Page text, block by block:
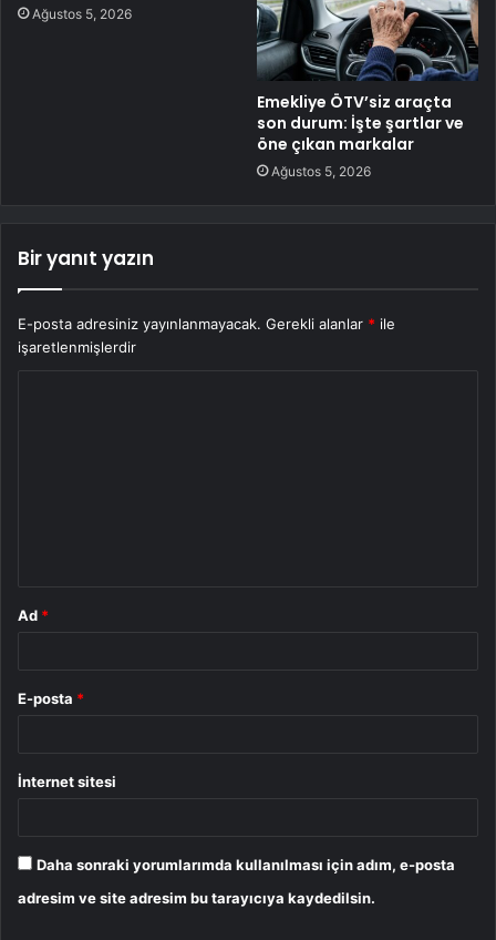
Ağustos 5, 2026
Emekliye ÖTV’siz araçta
son durum: İşte şartlar ve
öne çıkan markalar
Ağustos 5, 2026
Bir yanıt yazın
E-posta adresiniz yayınlanmayacak. Gerekli alanlar * ile
işaretlenmişlerdir
Ad *
E-posta *
İnternet sitesi
Daha sonraki yorumlarımda kullanılması için adım, e-posta
adresim ve site adresim bu tarayıcıya kaydedilsin.